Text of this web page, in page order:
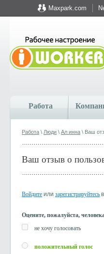
Maxpark.com
Работа
Работа \ Люди \ Ал инна \ Ваш
Ваш отзыв о
Войдите или зарегистрируйтесь
Оцените, пожалуйста,
не хочу голосовать
положительный голос